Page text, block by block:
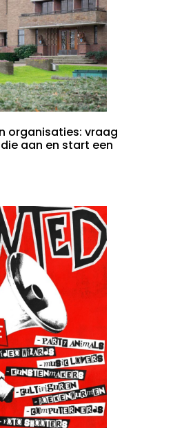
organisaties: vraag
aan en start een